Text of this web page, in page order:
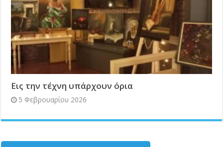
Εις την τέχνη υπάρχουν όρια
5 Φεβρουαρίου 2026